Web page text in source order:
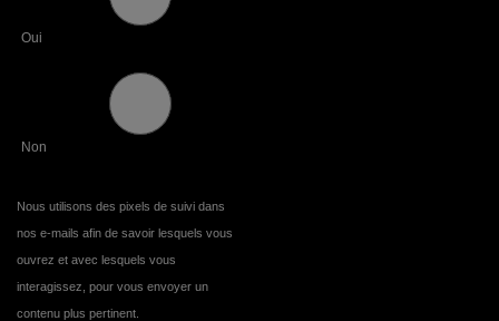
Oui
Non
Nous utilisons des pixels de suivi dans
nos e-mails afin de savoir lesquels vous
ouvrez et avec lesquels vous
interagissez, pour vous envoyer un
contenu plus pertinent.